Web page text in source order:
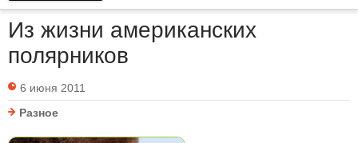
Из жизни американских
полярников
6 июня 2011
Разное